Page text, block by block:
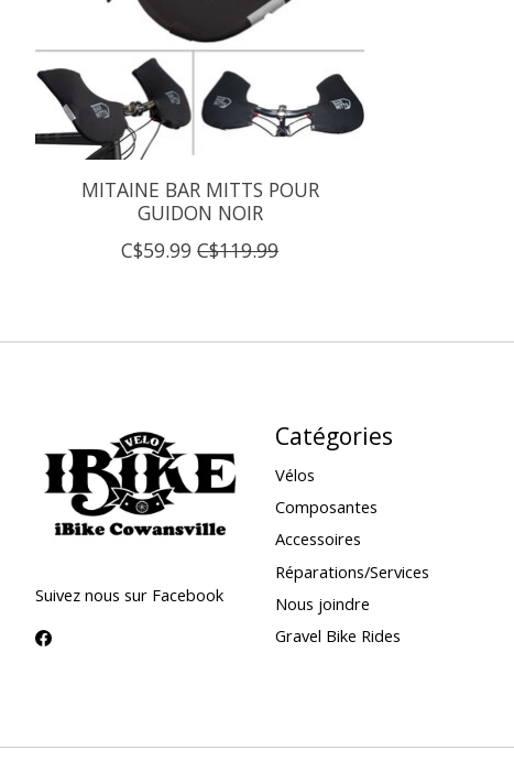
MITAINE BAR MITTS POUR
GUIDON NOIR
C$59.99 C$119.99
Suivez nous sur Facebook
Catégories
Vélos
Composantes
Accessoires
Réparations/Services
Nous joindre
Gravel Bike Rides